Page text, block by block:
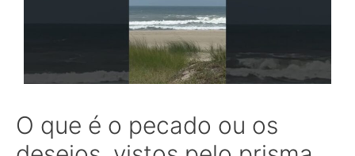
O que é o pecado ou os